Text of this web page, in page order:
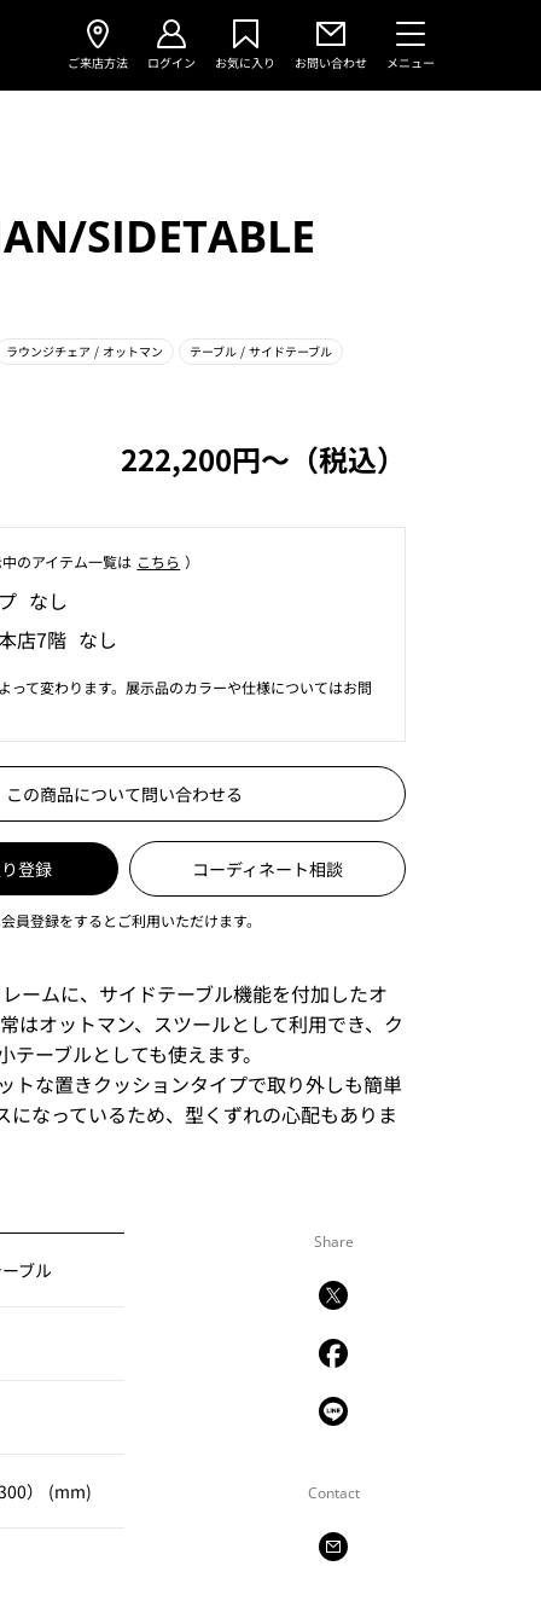
ご来店方法 ログイン お気に入り お問い合わせ メニュー
SIDETABLE
ラウンジチェア/ オットマン テーブル/ サイドテーブル
222,200円〜（税込）
のアイテム⼀覧は こちら ）
なし
店7階 なし
って変わります。展示品のカラーや仕様についてはお問
この商品について問い合わせる
登録 コーディネート相談
員登録をするとご利用いただけます。
レームに、サイドテーブル機能を付加したオ
はオットマン、スツールとして利用でき、ク
テーブルとしても使えます。
トな置きクッションタイプで取り外しも簡単
になっているため、型くずれの心配もありま
Share
Contact
ブル
） (mm)